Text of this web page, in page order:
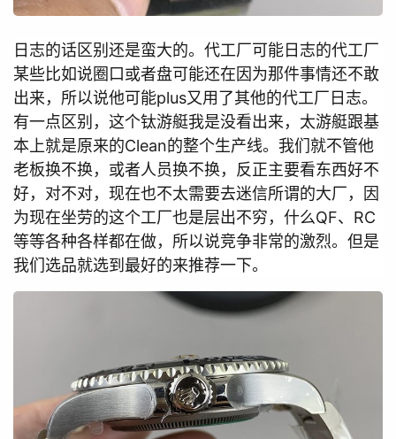
日志的话区别还是蛮大的。代工厂可能日志的代工厂
某些比如说圈口或者盘可能还在因为那件事情还不敢
出来，所以说他可能plus又用了其他的代工厂日志。
有一点区别，这个钛游艇我是没看出来，太游艇跟基
本上就是原来的Clean的整个生产线。我们就不管他
老板换不换，或者人员换不换，反正主要看东西好不
好，对不对，现在也不太需要去迷信所谓的大厂，因
为现在坐劳的这个工厂也是层出不穷，什么QF、RC
等等各种各样都在做，所以说竞争非常的激烈。但是
我们选品就选到最好的来推荐一下。